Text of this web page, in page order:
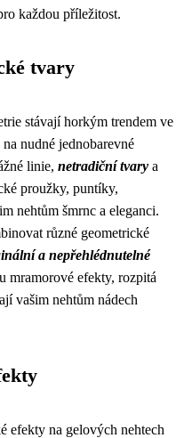
každou příležitost.
tvary
stávají horkým trendem ve
nudné jednobarevné
linie, netradiční tvary a
proužky, puntíky,
nehtům šmrnc a eleganci.
různé geometrické
a nepřehlédnutelné
mramorové efekty, rozpitá
vašim nehtům nádech
efekty na gelových nehtech